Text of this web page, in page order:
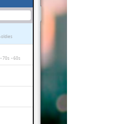
oldies
70s 60s